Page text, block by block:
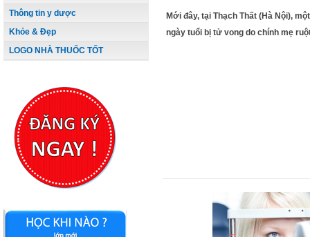
Thông tin y dược
Khỏe & Đẹp
LOGO NHÀ THUỐC TỐT
Mới đây, tại Thạch Thất (Hà Nội),
ngày tuổi bị tử vong do chính mẹ